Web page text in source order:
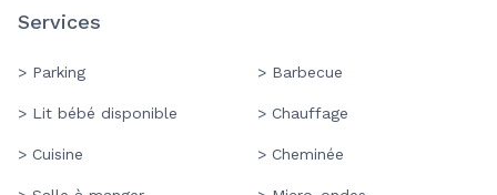
Services
> Parking > Barbecue
> Lit bébé disponible > Chauffage
> Cuisine > Cheminée